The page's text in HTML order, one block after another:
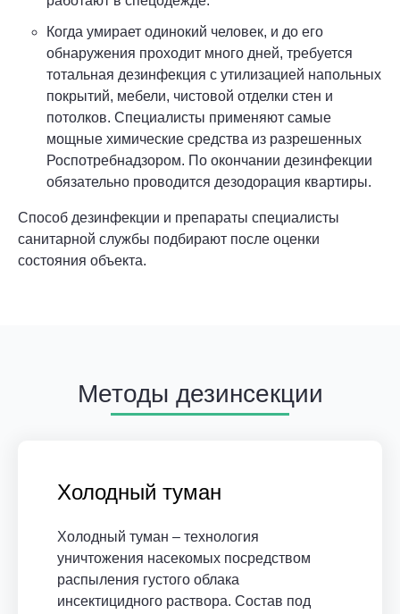
Когда умирает одинокий человек, и до его
обнаружения проходит много дней, требуется
тотальная дезинфекция с утилизацией напольных
покрытий, мебели, чистовой отделки стен и
потолков. Специалисты применяют самые
мощные химические средства из разрешенных
Роспотребнадзором. По окончании дезинфекции
обязательно проводится дезодорация квартиры.
Способ дезинфекции и препараты специалисты
санитарной службы подбирают после оценки
состояния объекта.
Методы дезинсекции
Холодный туман
Холодный туман – технология
уничтожения насекомых посредством
распыления густого облака
инсектицидного раствора. Состав под